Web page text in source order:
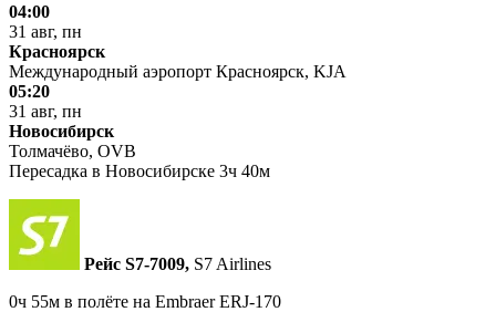
04:00
31 авг, пн
Красноярск
Международный аэропорт Красноярск, KJA
05:20
31 авг, пн
Новосибирск
Толмачёво, OVB
Пересадка в Новосибирске 3ч 40м
Рейс S7‑7009, S7 Airlines
0ч 55м в полёте на Embraer ERJ-170